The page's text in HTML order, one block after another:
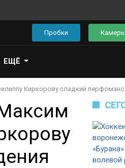
Пробки Камеры
ЕЩЁ
Киркорову сладкий